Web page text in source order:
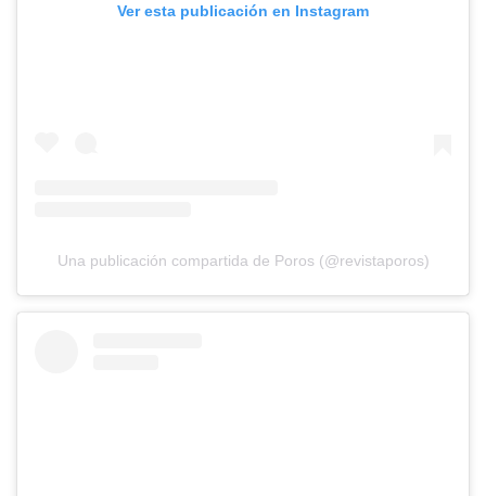
Ver esta publicación en Instagram
Una publicación compartida de Poros (@revistaporos)